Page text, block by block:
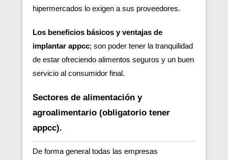
hipermercados lo exigen a sus proveedores.
Los beneficios básicos y ventajas de
implantar appcc; son poder tener la tranquilidad
de estar ofreciendo alimentos seguros y un buen
servicio al consumidor final.
Sectores de alimentación y
agroalimentario (obligatorio tener
appcc).
De forma general todas las empresas